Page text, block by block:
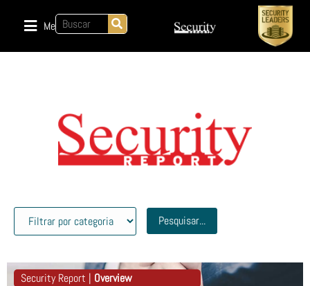
Menu
Pesquisar...
Security Report | Overview